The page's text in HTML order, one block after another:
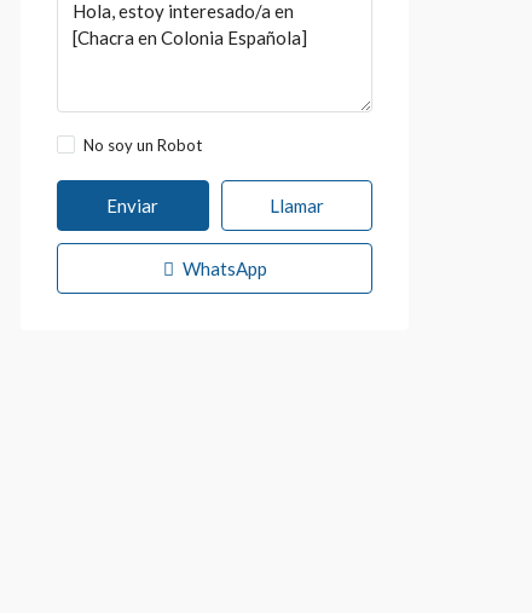
No soy un Robot
Enviar Llamar
WhatsApp